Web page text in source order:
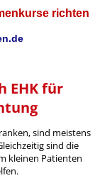
richten
EHK für
sind meistens
sind die
kleinen Patienten